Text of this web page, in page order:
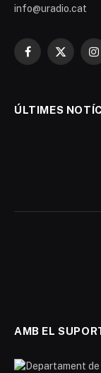
info@uradio.cat
Facebook
X
ÚLTIMES
AMB EL